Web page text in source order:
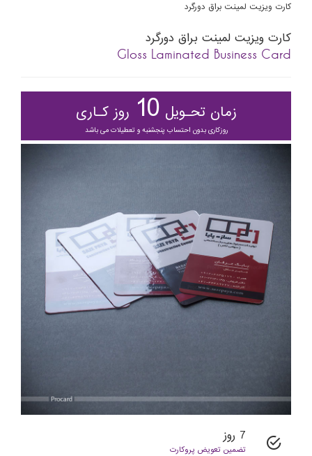
کارت ویزیت لمینت براق دورگرد
کارت ویزیت لمینت براق دورگرد
Gloss Laminated Business Card
زمان تحـویل 10 روز کـاری
روزکاری بدون احتساب پنجشنبه و تعطیلات می باشد
7 روز
تضمین تعویض پروکارت